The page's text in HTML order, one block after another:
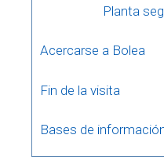
Planta
Acercarse a Bolea
Fin de la visita
Bases de